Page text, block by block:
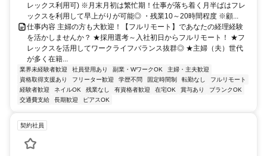
レックス利用可) ※月末月初は繁忙期！仕事が落ち着く月半ばはフレ
ックスを利用して早上がりが可能◎ ・残業10～20時間程度 ※顧...
仕事内容 主婦の方も大歓迎！【フルリモート】であなたの経理経験
を活かしませんか？ ★採用選考～入社初日からフルリモート！ ★フ
レックスを活用してワークライフバランス抜群◎ ★主婦（夫）世代
が多く在籍...
業界未経験者歓迎 社員登用あり 副業・WワークOK
主婦・主夫歓迎
資格取得支援あり
フリーター歓迎 学歴不問 固定時間制 転勤なし
フルリモート
経験者歓迎
ネイルOK 残業なし 有資格者歓迎 在宅OK 賞与あり
ブランクOK
交通費支給
長期歓迎 ピアスOK
契約社員